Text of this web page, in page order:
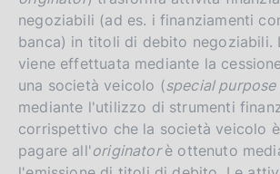
negoziabili (ad es. i finanziamenti
banca) in titoli di debito negoziabili.
viene effettuata mediante la
una società veicolo (special
mediante l'utilizzo di strumenti
corrispettivo che la società veicolo
pagare all'originatorè ottenuto